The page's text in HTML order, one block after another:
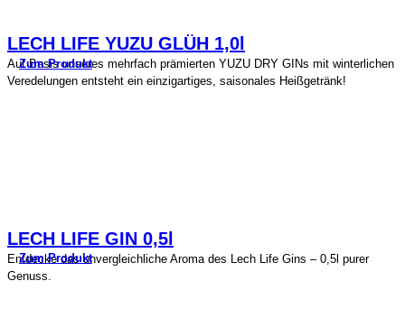
LECH LIFE YUZU GLÜH 1,0l
Auf Basis unseres mehrfach prämierten YUZU DRY GINs mit winterlichen
Veredelungen entsteht ein einzigartiges, saisonales Heißgetränk!
Zum Produkt
LECH LIFE GIN 0,5l
Entdecke das unvergleichliche Aroma des Lech Life Gins – 0,5l purer
Genuss.
Zum Produkt